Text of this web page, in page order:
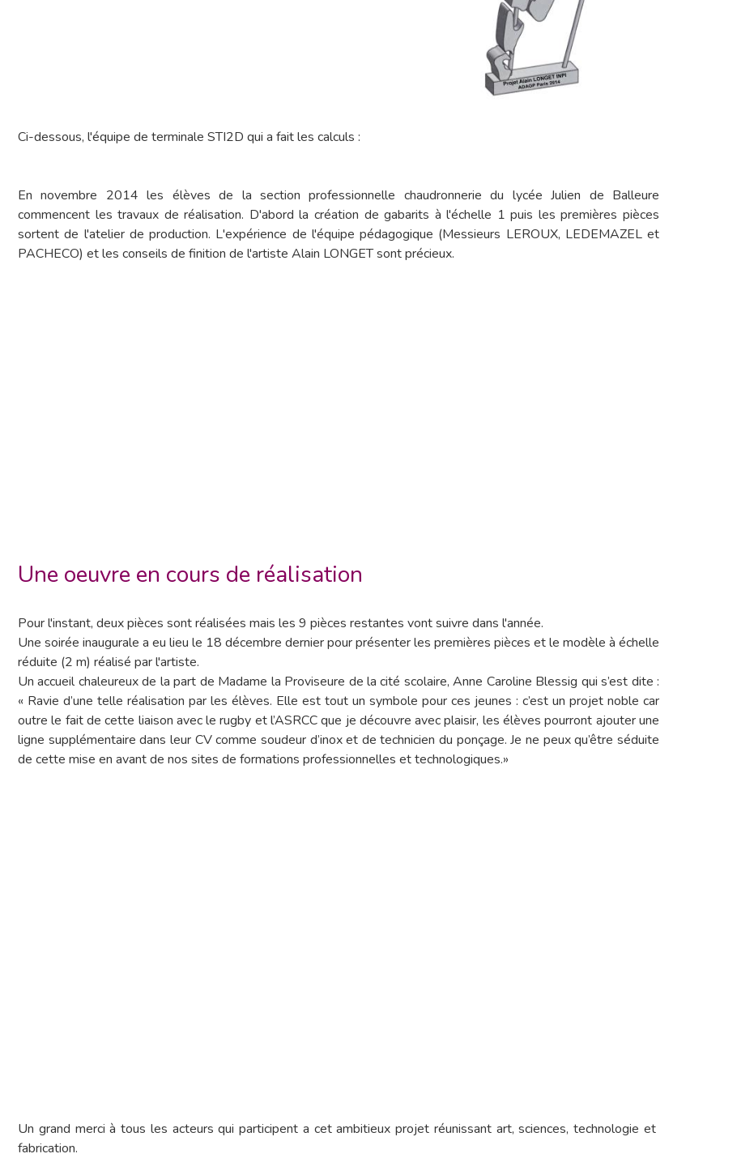
Ci-dessous, l'équipe de terminale STI2D qui a fait les calculs :
En novembre 2014 les élèves de la section professionnelle chaudronnerie du lycée Julien de Balleure
commencent les travaux de réalisation. D'abord la création de gabarits à l'échelle 1 puis les premières pièces
sortent de l'atelier de production. L'expérience de l'équipe pédagogique (Messieurs LEROUX, LEDEMAZEL et
PACHECO) et les conseils de finition de l'artiste Alain LONGET sont précieux.
Une oeuvre en cours de réalisation
Pour l'instant, deux pièces sont réalisées mais les 9 pièces restantes vont suivre dans l'année.
Une soirée inaugurale a eu lieu le 18 décembre dernier pour présenter les premières pièces et le modèle à échelle
réduite (2 m) réalisé par l'artiste.
Un accueil chaleureux de la part de Madame la Proviseure de la cité scolaire, Anne Caroline Blessig qui s’est dite :
« Ravie d’une telle réalisation par les élèves. Elle est tout un symbole pour ces jeunes : c’est un projet noble car
outre le fait de cette liaison avec le rugby et l’ASRCC que je découvre avec plaisir, les élèves pourront ajouter une
ligne supplémentaire dans leur CV comme soudeur d’inox et de technicien du ponçage. Je ne peux qu’être séduite
de cette mise en avant de nos sites de formations professionnelles et technologiques.»
Un grand merci à tous les acteurs qui participent a cet ambitieux projet réunissant art, sciences, technologie et
fabrication.